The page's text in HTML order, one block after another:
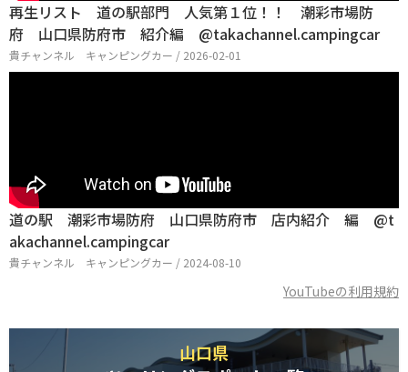
再生リスト 道の駅部門 人気第１位！！ 潮彩市場防
府 山口県防府市 紹介編 @takachannel.campingcar
貴チャンネル キャンピングカー / 2026-02-01
道の駅 潮彩市場防府 山口県防府市 店内紹介 編 @t
akachannel.campingcar
貴チャンネル キャンピングカー / 2024-08-10
YouTubeの利用規約
山口県